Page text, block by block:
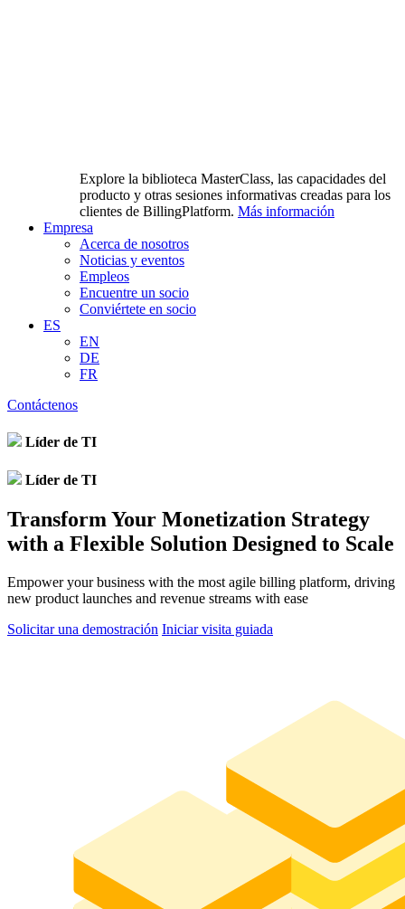
Explore la biblioteca MasterClass, las capacidades del
producto y otras sesiones informativas creadas para los
clientes de BillingPlatform. Más información
Empresa
Acerca de nosotros
Noticias y eventos
Empleos
Encuentre un socio
Conviértete en socio
ES
EN
DE
FR
Contáctenos
Líder de TI
Líder de TI
Transform Your Monetization Strategy
with a Flexible Solution Designed to Scale
Empower your business with the most agile billing platform, driving
new product launches and revenue streams with ease
Solicitar una demostración Iniciar visita guiada